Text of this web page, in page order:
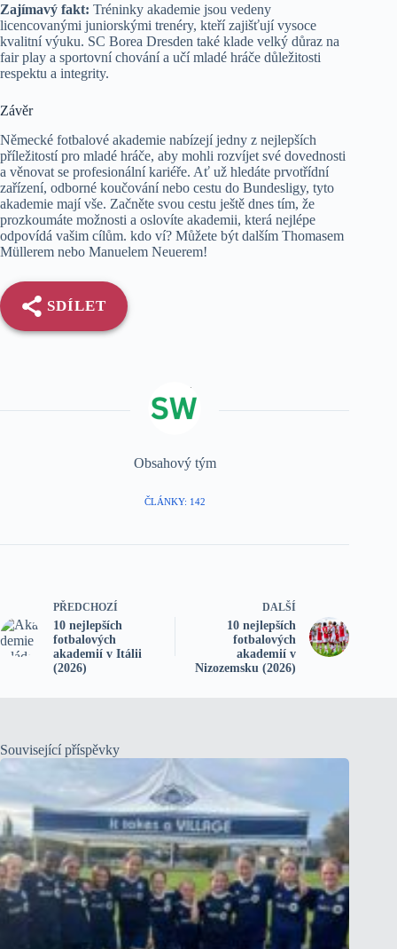
Zajímavý fakt: Tréninky akademie jsou vedeny
licencovanými juniorskými trenéry, kteří zajišťují vysoce
kvalitní výuku. SC Borea Dresden také klade velký důraz na
fair play a sportovní chování a učí mladé hráče důležitosti
respektu a integrity.
Závěr
Německé fotbalové akademie nabízejí jedny z nejlepších
příležitostí pro mladé hráče, aby mohli rozvíjet své dovednosti
a věnovat se profesionální kariéře. Ať už hledáte prvotřídní
zařízení, odborné koučování nebo cestu do Bundesligy, tyto
akademie mají vše. Začněte svou cestu ještě dnes tím, že
prozkoumáte možnosti a oslovíte akademii, která nejlépe
odpovídá vašim cílům. kdo ví? Můžete být dalším Thomasem
Müllerem nebo Manuelem Neuerem!
SDÍLET
Obsahový tým
ČLÁNKY: 142
PŘEDCHOZÍ
10 nejlepších
fotbalových
akademií v Itálii
(2026)
DALŠÍ
10 nejlepších
fotbalových
akademií v
Nizozemsku (2026)
Související příspěvky